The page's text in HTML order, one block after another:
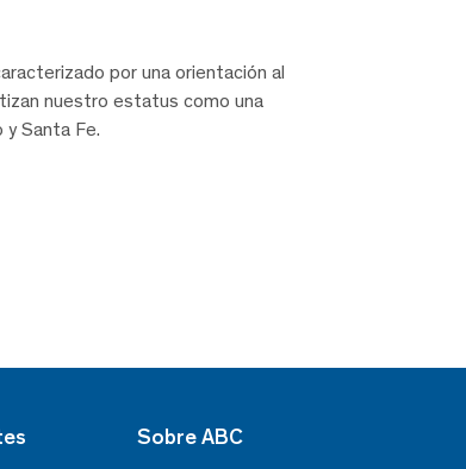
por una orientación al
nuestro estatus como una
Santa Fe.
Sobre ABC